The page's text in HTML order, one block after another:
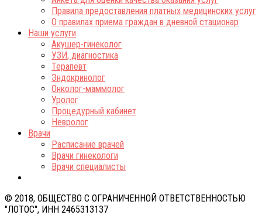
Правила предоставления платных медицинских услуг
О правилах приема граждан в дневной стационар
Наши услуги
Акушер-гинеколог
УЗИ, диагностика
Терапевт
Эндокринолог
Онколог-маммолог
Уролог
Процедурный кабинет
Невролог
Врачи
Расписание врачей
Врачи гинекологи
Врачи специалисты
© 2018, ОБЩЕСТВО С ОГРАНИЧЕННОЙ ОТВЕТСТВЕННОСТЬЮ
"ЛОТОС", ИНН 2465313137